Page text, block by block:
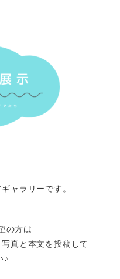
ャラリーです。
の方は
写真と本文を投稿して
♪